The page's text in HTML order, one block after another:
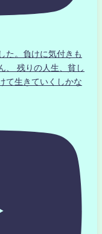
た。負けに気付きも
、 残りの人生、貧し
て生きていくしかな